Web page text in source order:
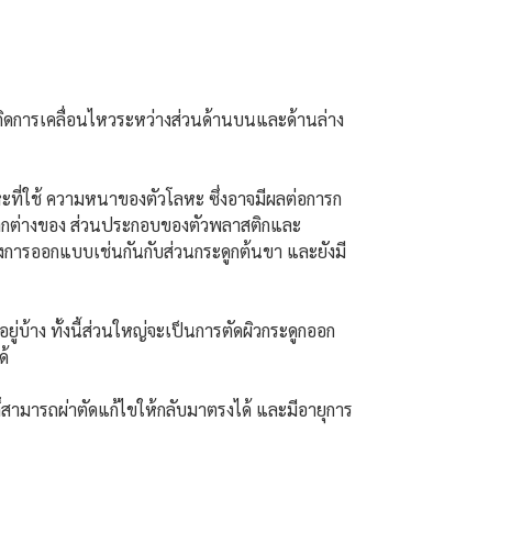
ารเคลื่อนไหวระหว่างส่วนด้านบนและด้านล่าง
ใช้ ความหนาของตัวโลหะ ซึ่งอาจมีผลต่อการก
างของ ส่วนประกอบของตัวพลาสติกและ
การออกแบบเช่นกันกับส่วนกระดูกต้นขา และยังมี
บ้าง ทั้งนี้ส่วนใหญ่จะเป็นการตัดผิวกระดูกออก
มารถผ่าตัดแก้ไขให้กลับมาตรงได้ และมีอายุการ